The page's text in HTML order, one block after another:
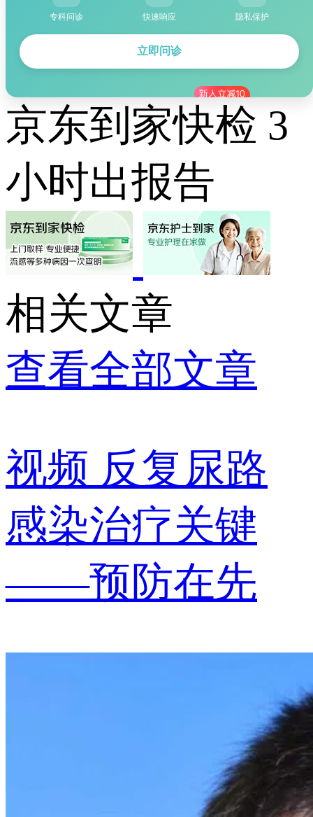
专科问诊 快速响应 隐私保护
立即问诊
京东到家快检 3
小时出报告
相关文章
查看全部文章
视频 反复尿路
感染治疗关键
——预防在先